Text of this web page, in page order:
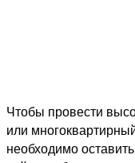
Чтобы провести
или
необходимо оставить